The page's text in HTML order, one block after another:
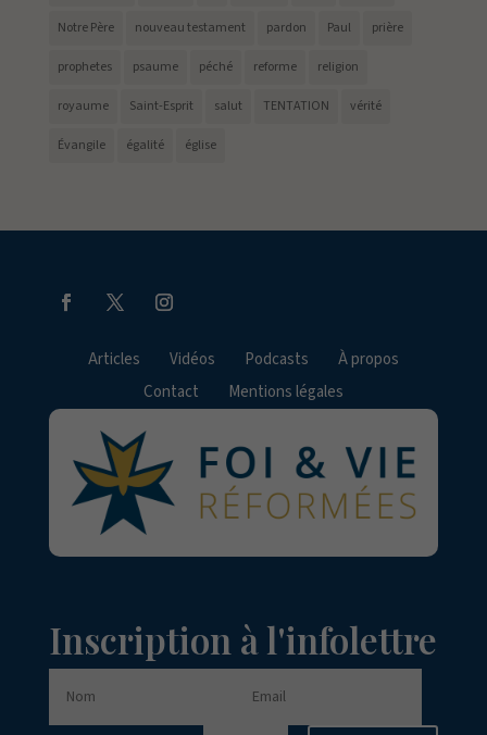
Notre Père nouveau testament pardon Paul prière
prophetes psaume péché reforme religion
royaume Saint-Esprit salut TENTATION vérité
Évangile égalité église
Articles Vidéos Podcasts
À propos
Contact
Mentions légales
Inscription à l'infolettre